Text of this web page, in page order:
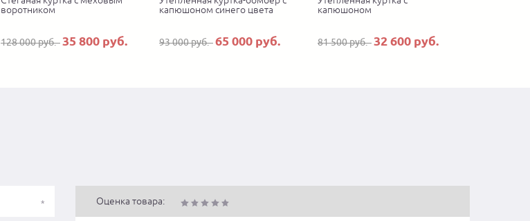
воротником
128 000 руб.35 800 руб.
капюшоном синего цвета
93 000 руб.65 000 руб.
капюшоном
81 500 руб.32 600 руб.
Оценка товара: